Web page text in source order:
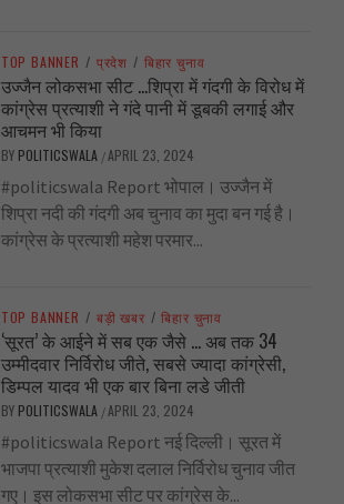
TOP BANNER / प्रदेश / बिहार चुनाव
उज्जैन लोकसभा सीट …शिप्रा में गंदगी के विरोध में
कांग्रेस प्रत्याशी ने गंदे पानी में डूबकी लगाई और
आचमन भी किया
BY POLITICSWALA /APRIL 23, 2024
#politicswala Report भोपाल। उज्जैन में
शिप्रा नदी की गंदगी अब चुनाव का मुदा बन गई है।
कांग्रेस के प्रत्याशी महेश परमार...
TOP BANNER / बड़ी खबर / बिहार चुनाव
‘सूरत’ के आईने में सब एक जैसे … अब तक 34
उम्मीदवार निर्विरोध जीते, सबसे ज्यादा कांग्रेसी,
डिम्पल यादव भी एक बार बिना लडे जीती
BY POLITICSWALA /APRIL 23, 2024
#politicswala Report नई दिल्ली। सूरत में
भाजपा प्रत्याशी मुकेश दलाल निर्विरोध चुनाव जीत
गए। इस लोकसभा सीट पर कांग्रेस के...